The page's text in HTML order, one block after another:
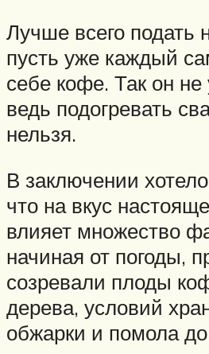
Лучше всего подать
пусть уже каждый
себе кофе. Так он не
ведь подогревать
нельзя.
В заключении
что на вкус
влияет множество
начиная от погоды,
созревали плоды
дерева, условий
обжарки и помола до